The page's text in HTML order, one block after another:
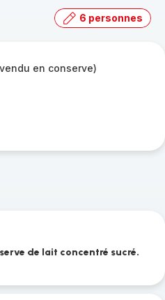
6 personnes
en conserve)
de lait concentré sucré.